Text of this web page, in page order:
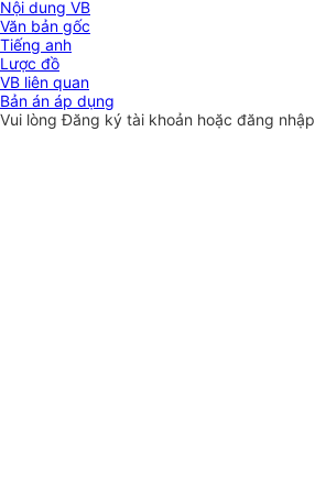
Nội dung VB
Văn bản gốc
Tiếng anh
Lược đồ
VB liên quan
Bản án áp dụng
Vui lòngĐăng ký tài khoản hoặc đăng nhập